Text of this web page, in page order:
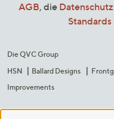
AGB, die
Standards
Die QVC Group
HSN
Ballard Designs
Improvements